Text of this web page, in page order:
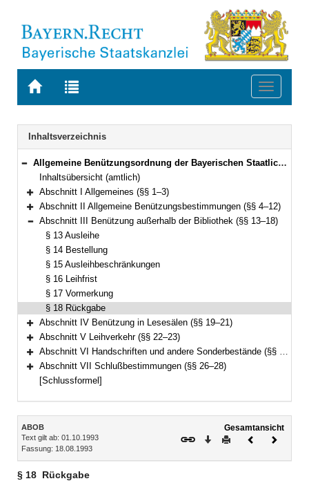
Zur
BAYERN.RECHT
Zur
letzten
Suche
Toggle
Navigation
Inhaltsverzeichnis
Bereich reduzieren
Allgemeine Benützungsordnung der Bayerischen Staatlichen Bibliotheken (ABOB) Vom 18. August 1993 (GVBl. S. 635) BayRS 2240-3-WK (§§ 1–28)
Inhaltsübersicht (amtlich)
Bereich erweitern
Abschnitt I Allgemeines (§§ 1–3)
Bereich erweitern
Abschnitt II Allgemeine Benützungsbestimmungen (§§ 4–12)
Bereich reduzieren
Abschnitt III Benützung außerhalb der Bibliothek (§§ 13–18)
§ 13 Ausleihe
§ 14 Bestellung
§ 15 Ausleihbeschränkungen
§ 16 Leihfrist
§ 17 Vormerkung
§ 18 Rückgabe
Bereich erweitern
Abschnitt IV Benützung in Lesesälen (§§ 19–21)
Bereich erweitern
Abschnitt V Leihverkehr (§§ 22–23)
Bereich erweitern
Abschnitt VI Handschriften und andere Sonderbestände (§§ 24–25)
Bereich erweitern
Abschnitt VII Schlußbestimmungen (§§ 26–28)
[Schlussformel]
Inhalt
ABOB
Text gilt ab: 01.10.1993
Fassung: 18.08.1993
Gesamtansicht
Download
DruckenVorheriges
§ 18 Rückgabe